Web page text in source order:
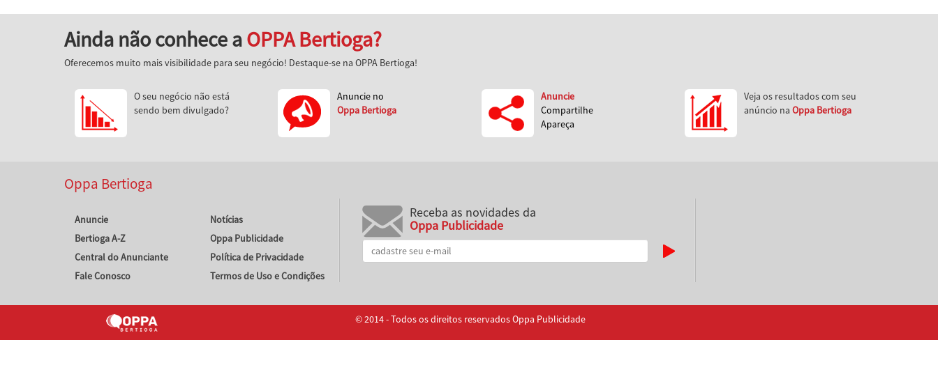
Ainda não conhece aOPPA Bertioga?
Oferecemos muito mais visibilidade para seu negócio! Destaque-se na OPPA Bertioga!
O seu negócio não está
sendo bem divulgado?
Anuncie no
Oppa Bertioga
Anuncie
Compartilhe
Apareça
Veja os resultados com seu
anúncio na Oppa Bertioga
Oppa Bertioga
Anuncie
Bertioga A-Z
Central do Anunciante
Fale Conosco
Notícias
Oppa Publicidade
Política de Privacidade
Termos de Uso e Condições
Receba as novidades da
Oppa Publicidade
© 2014 - Todos os direitos reservados Oppa Publicidade